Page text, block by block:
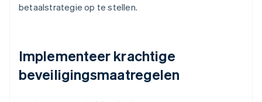
betaalstrategie op te stellen.
Implementeer krachtige
beveiligingsmaatregelen